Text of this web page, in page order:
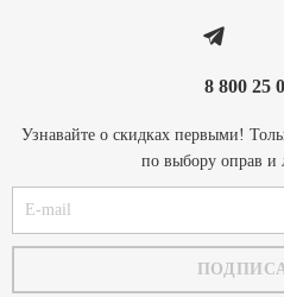
8 800 25
Узнавайте о скидках первыми!
по выбору оправ и